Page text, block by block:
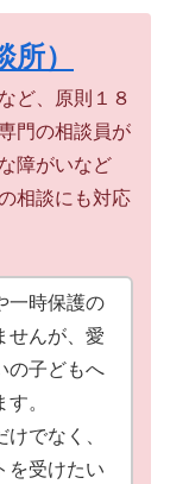
）
ど、原則１８
門の相談員が
障がいなど
相談にも対応
一時保護の
せんが、愛
の子どもへ
。
でなく、
を受けたい